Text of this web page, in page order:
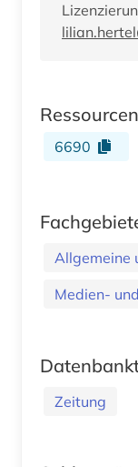
6690
Allgemeine
Medien-
Zeitung